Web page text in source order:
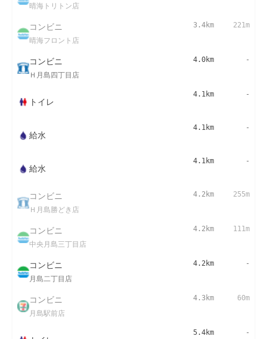
晴海トリトン店
コンビニ
晴海フロント店
3.4km 221m
コンビニ
Ｈ月島四丁目店
4.0km -
トイレ
4.1km -
給水
4.1km -
給水
4.1km -
コンビニ
Ｈ月島勝どき店
4.2km 255m
コンビニ
中央月島三丁目店
4.2km 111m
コンビニ
月島二丁目店
4.2km -
コンビニ
月島駅前店
4.3km 60m
5.4km -